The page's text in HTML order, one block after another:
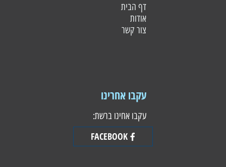
דף הבית
אודות
צור קשר
עקבו אחרינו
עקבו אחינו ברשת:
FACEBOOK